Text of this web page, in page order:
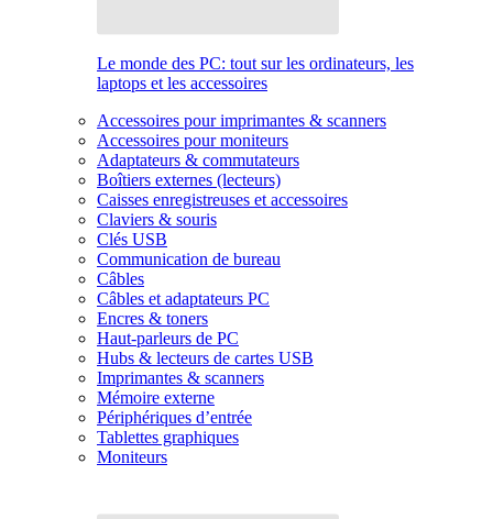
Le monde des PC: tout sur les ordinateurs, les
laptops et les accessoires
Accessoires pour imprimantes & scanners
Accessoires pour moniteurs
Adaptateurs & commutateurs
Boîtiers externes (lecteurs)
Caisses enregistreuses et accessoires
Claviers & souris
Clés USB
Communication de bureau
Câbles
Câbles et adaptateurs PC
Encres & toners
Haut-parleurs de PC
Hubs & lecteurs de cartes USB
Imprimantes & scanners
Mémoire externe
Périphériques d’entrée
Tablettes graphiques
Moniteurs